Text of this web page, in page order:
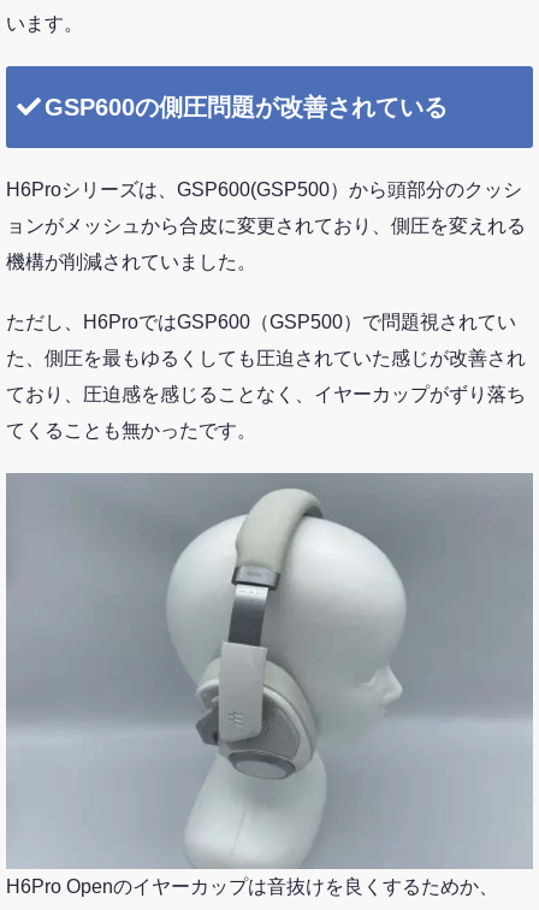
います。
GSP600の側圧問題が改善されている
H6Proシリーズは、GSP600(GSP500）から頭部分のクッシ
ョンがメッシュから合皮に変更されており、側圧を変えれる
機構が削減されていました。
ただし、H6ProではGSP600（GSP500）で問題視されてい
た、側圧を最もゆるくしても圧迫されていた感じが改善され
ており、圧迫感を感じることなく、イヤーカップがずり落ち
てくることも無かったです。
H6Pro Openのイヤーカップは音抜けを良くするためか、